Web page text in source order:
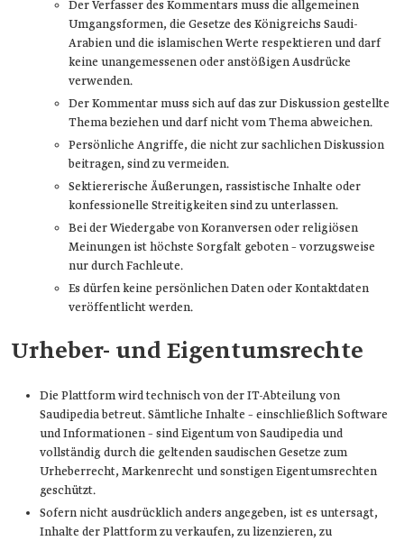
Der Verfasser des Kommentars muss die allgemeinen
Umgangsformen, die Gesetze des Königreichs Saudi-
Arabien und die islamischen Werte respektieren und darf
keine unangemessenen oder anstößigen Ausdrücke
verwenden.
Der Kommentar muss sich auf das zur Diskussion gestellte
Thema beziehen und darf nicht vom Thema abweichen.
Persönliche Angriffe, die nicht zur sachlichen Diskussion
beitragen, sind zu vermeiden.
Sektiererische Äußerungen, rassistische Inhalte oder
konfessionelle Streitigkeiten sind zu unterlassen.
Bei der Wiedergabe von Koranversen oder religiösen
Meinungen ist höchste Sorgfalt geboten – vorzugsweise
nur durch Fachleute.
Es dürfen keine persönlichen Daten oder Kontaktdaten
veröffentlicht werden.
Urheber- und Eigentumsrechte
Die Plattform wird technisch von der IT-Abteilung von
Saudipedia betreut. Sämtliche Inhalte – einschließlich Software
und Informationen – sind Eigentum von Saudipedia und
vollständig durch die geltenden saudischen Gesetze zum
Urheberrecht, Markenrecht und sonstigen Eigentumsrechten
geschützt.
Sofern nicht ausdrücklich anders angegeben, ist es untersagt,
Inhalte der Plattform zu verkaufen, zu lizenzieren, zu